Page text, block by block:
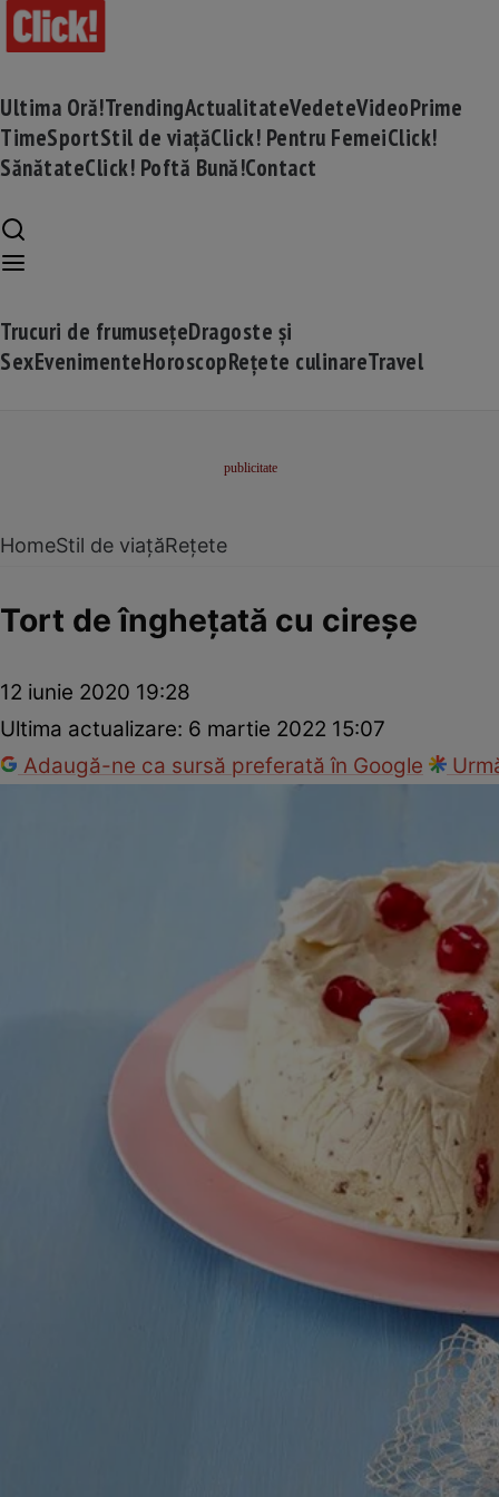
Ultima Oră!TrendingActualitateVedeteVideoPrime
TimeSportStil de viațăClick! Pentru FemeiClick!
SănătateClick! Poftă Bună!Contact
Trucuri de frumusețeDragoste și
SexEvenimenteHoroscopRețete culinareTravel
HomeStil de viațăRețete
Tort de înghețată cu cireșe
12 iunie 2020 19:28
Ultima actualizare: 6 martie 2022 15:07
Adaugă-ne ca sursă preferată în Google